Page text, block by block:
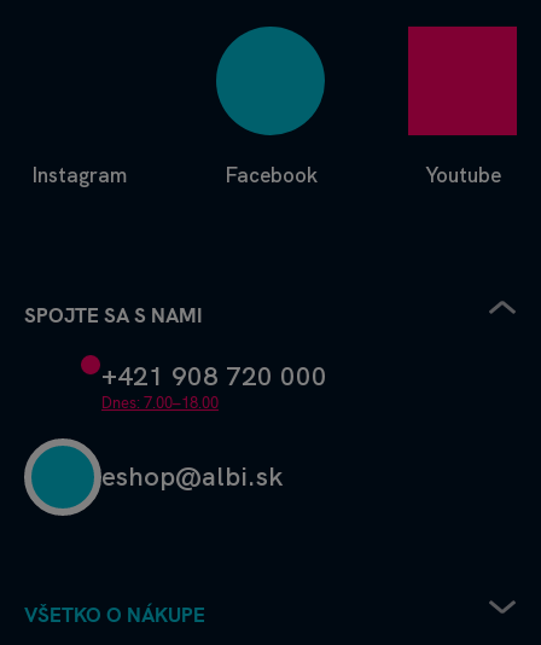
Facebook
Instagram Youtube
SPOJTE SA S NAMI
+421 908 720 000
Dnes: 7.00–18.00
eshop@albi.sk
VŠETKO O NÁKUPE